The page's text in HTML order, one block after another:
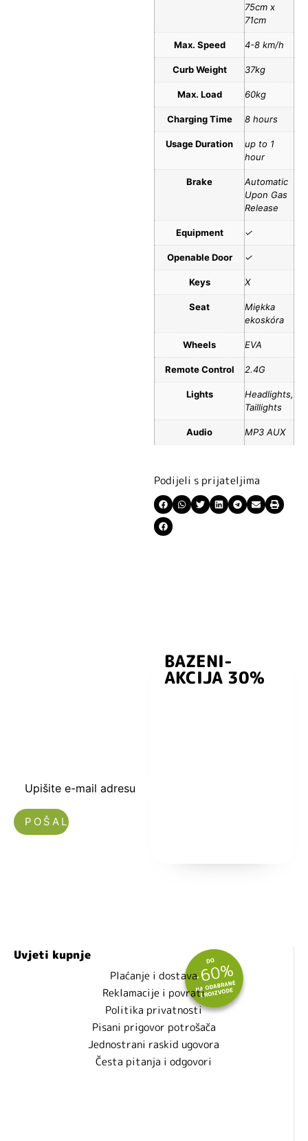
75cm x
71cm
Max. Speed 4-8 km/h
Curb Weight 37kg
Max. Load 60kg
Charging Time 8 hours
Usage Duration
up to 1
hour
Brake
Automatic
Upon Gas
Release
Equipment ✓
Openable Door ✓
Keys X
Seat
Miękka
ekoskóra
Wheels EVA
Remote Control 2.4G
Lights
Headlights,
Taillights
Audio MP3 AUX
Podijeli s prijateljima
Upišite e-mail adresu
BAZENI-
AKCIJA 30%
Uvjeti kupnje
Plaćanje i dostava
Reklamacije i povrati
Politika privatnosti
Pisani prigovor potrošača
Jednostrani raskid ugovora
Česta pitanja i odgovori